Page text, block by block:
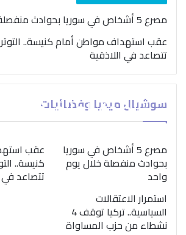
مصرع 5 أشخاص في سوريا بحوادث منفصلة خلال يوم واحد
عقب استهداف مواطن أمام كنيسة..
تتصاعد في اللاذقية
سوشيال ميديا وفضائيات
بمناسبة اليوم
“الصحة العالمية” تؤكد
ضرورة اتباع نهج
لمواجهة إدمان
مصرع 5 أشخاص في سوريا
بحوادث منفصلة خلال يوم
واحد
عقب
كنيسة..
تتصاعد في
استمرار الاعتقالات
السياسية.. تركيا توقف 4
نشطاء من حزب المساواة